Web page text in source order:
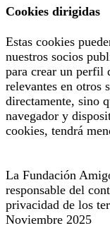
Cookies dirigidas
Estas cookies
nuestros socios
para crear un perfil
relevantes en otros
directamente, sino
navegador y
cookies, tendrá
La Fundación
responsable del
privacidad de los
Noviembre 2025